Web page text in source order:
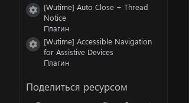
Иконка ресурса
[Wutime] Auto Close + Thread
Notice
Плагин
Иконка ресурса
[Wutime] Accessible Navigation
for Assistive Devices
Плагин
Поделиться ресурсом